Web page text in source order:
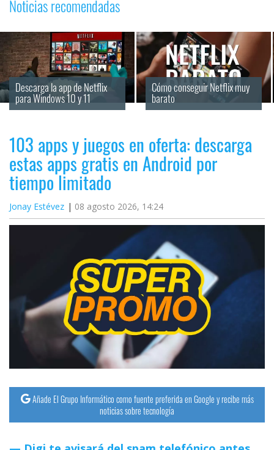
Noticias recomendadas
Descarga la app de Netflix
para Windows 10 y 11
Cómo conseguir Netflix muy
barato
103 apps y juegos en oferta: descarga
estas apps gratis en Android por
tiempo limitado
Jonay Estévez 08 agosto 2026, 14:24
Añade El Grupo Informático como fuente preferida en Google y recibe más
noticias sobre tecnología